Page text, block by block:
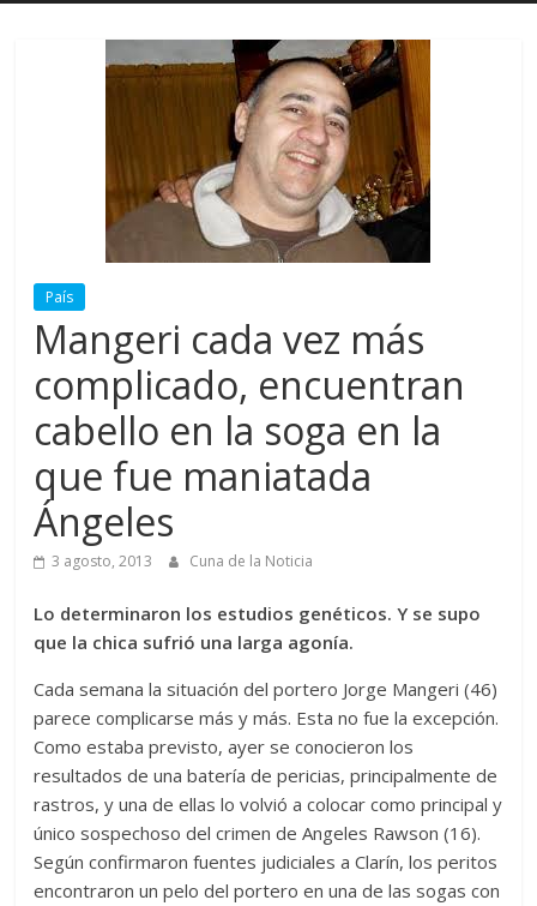
País
Mangeri cada vez más
complicado, encuentran
cabello en la soga en la
que fue maniatada
Ángeles
3 agosto, 2013 Cuna de la Noticia
Lo determinaron los estudios genéticos. Y se supo
que la chica sufrió una larga agonía.
Cada semana la situación del portero Jorge Mangeri (46)
parece complicarse más y más. Esta no fue la excepción.
Como estaba previsto, ayer se conocieron los
resultados de una batería de pericias, principalmente de
rastros, y una de ellas lo volvió a colocar como principal y
único sospechoso del crimen de Angeles Rawson (16).
Según confirmaron fuentes judiciales a Clarín, los peritos
encontraron un pelo del portero en una de las sogas con